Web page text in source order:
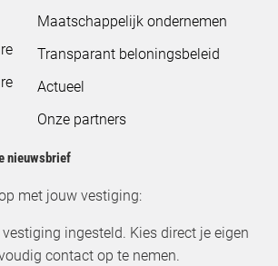
Maatschappelijk ondernemen
Transparant beloningsbeleid
Actueel
Onze partners
nieuwsbrief
met jouw vestiging:
ingesteld. Kies direct je eigen
contact op te nemen.